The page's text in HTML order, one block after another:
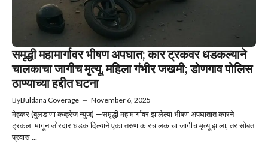
समृद्धी महामार्गावर भीषण अपघात; कार ट्रकवर धडकल्याने
चालकाचा जागीच मृत्यू, महिला गंभीर जखमी; डोणगाव पोलिस
ठाण्याच्या हद्दीत घटना
ByBuldana Coverage — November 6, 2025
मेहकर (बुलडाणा कव्हरेज न्युज) —समृद्धी महामार्गावर झालेल्या भीषण अपघातात कारने
ट्रकला मागून जोरदार धडक दिल्याने एका तरुण कारचालकाचा जागीच मृत्यू झाला, तर सोबत
प्रवास ...